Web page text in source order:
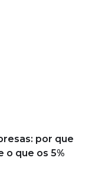
por que
o que os 5%